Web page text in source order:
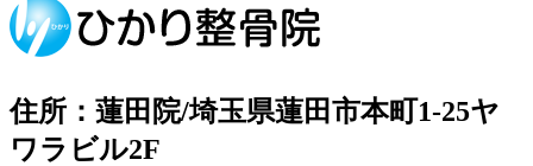
住所：蓮田院/埼玉県蓮田市本町1-25ヤ
ワラビル2F